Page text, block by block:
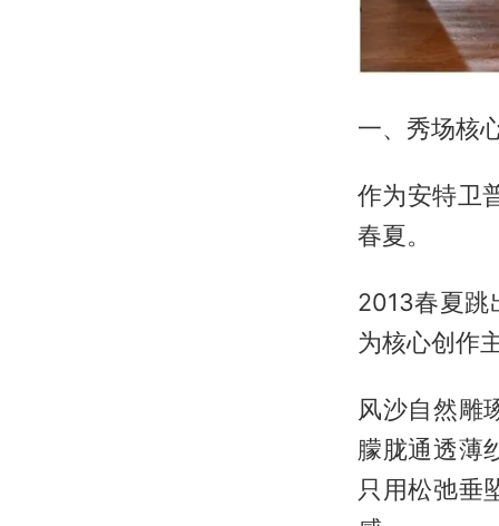
一、秀场核
作为安特卫
春夏。
2013春夏跳
为核心创作
风沙自然雕
朦胧通透薄
只用松弛垂